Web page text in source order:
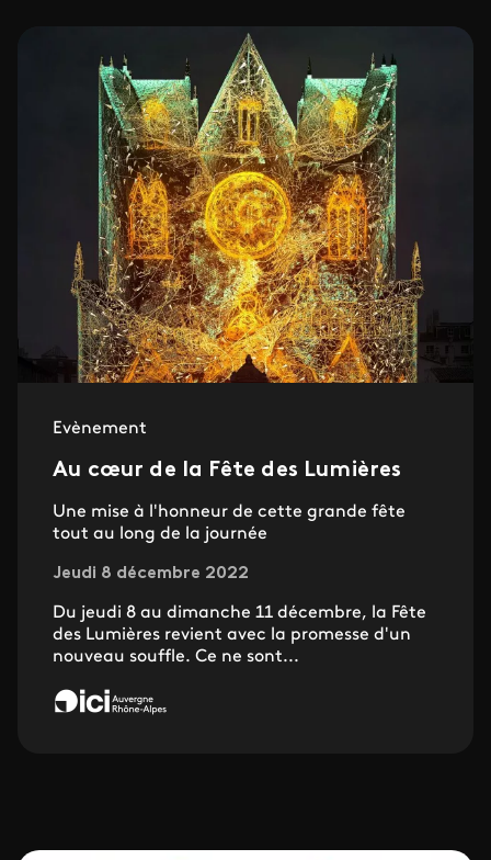
Evènement
Au cœur de la Fête des Lumières
Une mise à l'honneur de cette grande fête
tout au long de la journée
Jeudi 8 décembre 2022
Du jeudi 8 au dimanche 11 décembre, la Fête
des Lumières revient avec la promesse d'un
nouveau souffle. Ce ne sont...